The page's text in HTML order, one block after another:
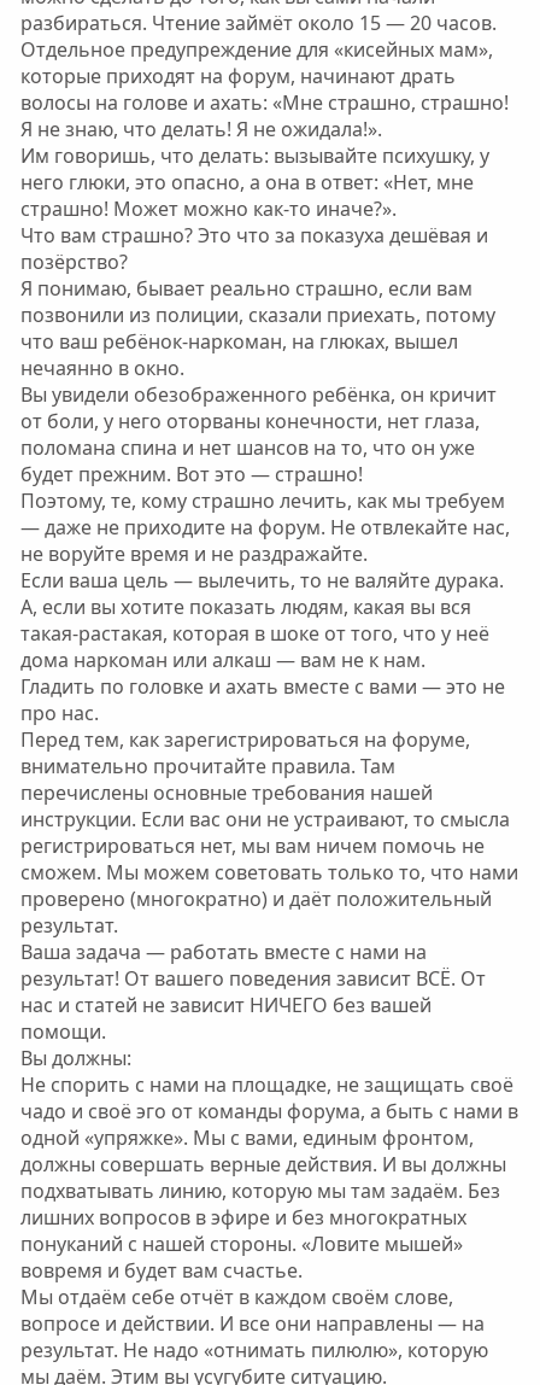
разбираться. Чтение займёт около 15 — 20 часов.
Отдельное предупреждение для «кисейных мам»,
которые приходят на форум, начинают драть
волосы на голове и ахать: «Мне страшно, страшно!
Я не знаю, что делать! Я не ожидала!».
Им говоришь, что делать: вызывайте психушку, у
него глюки, это опасно, а она в ответ: «Нет, мне
страшно! Может можно как-то иначе?».
Что вам страшно? Это что за показуха дешёвая и
позёрство?
Я понимаю, бывает реально страшно, если вам
позвонили из полиции, сказали приехать, потому
что ваш ребёнок-наркоман, на глюках, вышел
нечаянно в окно.
Вы увидели обезображенного ребёнка, он кричит
от боли, у него оторваны конечности, нет глаза,
поломана спина и нет шансов на то, что он уже
будет прежним. Вот это — страшно!
Поэтому, те, кому страшно лечить, как мы требуем
— даже не приходите на форум. Не отвлекайте нас,
не воруйте время и не раздражайте.
Если ваша цель — вылечить, то не валяйте дурака.
А, если вы хотите показать людям, какая вы вся
такая-растакая, которая в шоке от того, что у неё
дома наркоман или алкаш — вам не к нам.
Гладить по головке и ахать вместе с вами — это не
про нас.
Перед тем, как зарегистрироваться на форуме,
внимательно прочитайте правила. Там
перечислены основные требования нашей
инструкции. Если вас они не устраивают, то смысла
регистрироваться нет, мы вам ничем помочь не
сможем. Мы можем советовать только то, что нами
проверено (многократно) и даёт положительный
результат.
Ваша задача — работать вместе с нами на
результат! От вашего поведения зависит ВСЁ. От
нас и статей не зависит НИЧЕГО без вашей
помощи.
Вы должны:
Не спорить с нами на площадке, не защищать своё
чадо и своё эго от команды форума, а быть с нами в
одной «упряжке». Мы с вами, единым фронтом,
должны совершать верные действия. И вы должны
подхватывать линию, которую мы там задаём. Без
лишних вопросов в эфире и без многократных
понуканий с нашей стороны. «Ловите мышей»
вовремя и будет вам счастье.
Мы отдаём себе отчёт в каждом своём слове,
вопросе и действии. И все они направлены — на
результат. Не надо «отнимать пилюлю», которую
мы даём. Этим вы усугубите ситуацию.